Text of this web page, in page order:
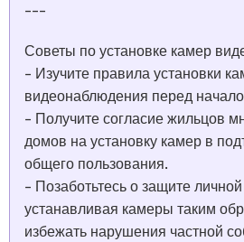
---
Советы по установке камер
- Изучите правила установки
видеонаблюдения перед
- Получите согласие жильцов
домов на установку камер в
общего пользования.
- Позаботьтесь о защите
устанавливая камеры таким
избежать нарушения частной